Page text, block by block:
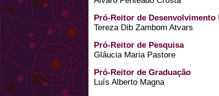
Pró-Reitor de
Tereza Dib Zambom Atvars
Pró-Reitor de Pesquisa
Gláucia Maria Pastore
Pró-Reitor de Graduação
Luís Alberto Magna